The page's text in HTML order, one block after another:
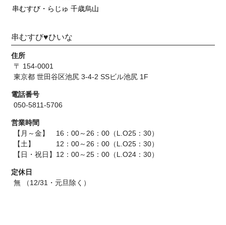
串むすび・らじゅ 千歳烏山
串むすび♥ひいな
住所
〒 154-0001
東京都 世田谷区池尻 3-4-2 SSビル池尻 1F
電話番号
050-5811-5706
営業時間
【月～金】 16：00～26：00（L.O25：30）
【土】 12：00～26：00（L.O25：30）
【日・祝日】12：00～25：00（L.O24：30）
定休日
無 （12/31・元旦除く）